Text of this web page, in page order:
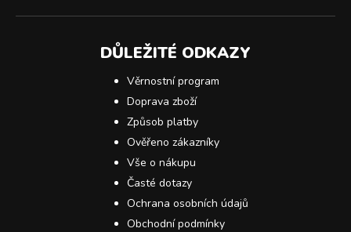
DŮLEŽITÉ ODKAZY
Věrnostní program
Doprava zboží
Způsob platby
Ověřeno zákazníky
Vše o nákupu
Časté dotazy
Ochrana osobních údajů
Obchodní podmínky